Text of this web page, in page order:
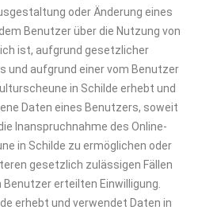
oder Änderung eines
Benutzer über die Nutzung von
ist, aufgrund gesetzlicher
und aufgrund einer vom Benutzer
in Schilde erhebt und
Daten eines Benutzers, soweit
Inanspruchnahme des Online-
in Schilde zu ermöglichen oder
gesetzlich zulässigen Fällen
erteilten Einwilligung.
erhebt und verwendet Daten in